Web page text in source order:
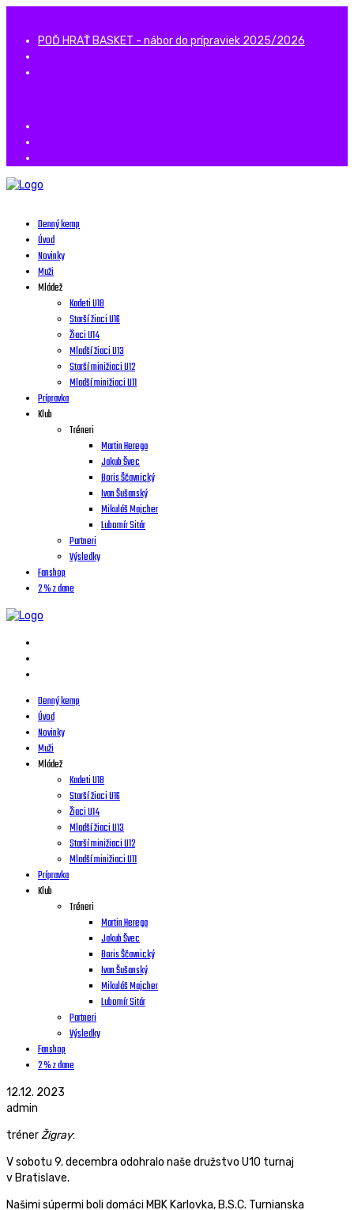
POĎ HRAŤ BASKET - nábor do prípraviek 2025/2026
Denný kemp
Úvod
Novinky
Muži
Mládež
Kadeti U18
Starší žiaci U16
Žiaci U14
Mladší žiaci U13
Starší minižiaci U12
Mladší minižiaci U11
Prípravka
Klub
Tréneri
Martin Herega
Jakub Švec
Boris Ščavnický
Ivan Šušanský
Mikuláš Majcher
Lubomír Sitár
Partneri
Výsledky
Fanshop
2 % z dane
Denný kemp
Úvod
Novinky
Muži
Mládež
Kadeti U18
Starší žiaci U16
Žiaci U14
Mladší žiaci U13
Starší minižiaci U12
Mladší minižiaci U11
Prípravka
Klub
Tréneri
Martin Herega
Jakub Švec
Boris Ščavnický
Ivan Šušanský
Mikuláš Majcher
Lubomír Sitár
Partneri
Výsledky
Fanshop
2 % z dane
12.12. 2023
admin
trénerŽigray:
V sobotu 9. decembra odohralo naše družstvo U10 turnaj
v Bratislave.
Našimi súpermi boli domáci MBK Karlovka, B.S.C. Turnianska